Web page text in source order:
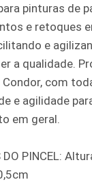
pinturas de
e retoques
e
a qualidade.
Condor, com
e agilidade
em geral.
DO PINCEL: